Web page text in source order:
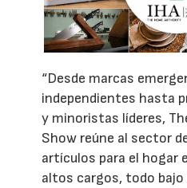
“Desde marcas
independientes hasta
y minoristas líderes,
Show reúne al sector
artículos para el hogar
altos cargos, todo